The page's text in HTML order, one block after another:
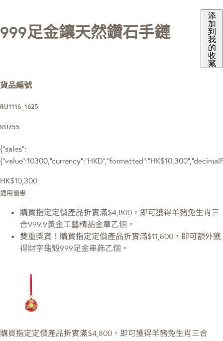
999足金鑲天然鑽石手鏈
添
加
到
我
的
收
藏
貨品編號
RU1116_1625
RU755
{"sales":
HK$10,300
適用優惠
購買指定定價產品折實滿$4,800，即可獲得羊豬兔生肖三
合999.9黃金工藝精品金章乙個。
雙重獎賞！購買指定定價產品折實滿$11,800，即可額外獲
得財字龜殼999足金串飾乙個。
購買指定定價產品折實滿$4,800，即可獲得羊豬兔生肖三合